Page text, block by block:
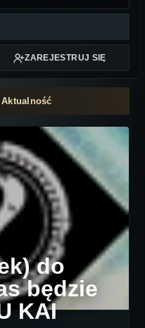
ZAREJESTRUJ SIĘ
Aktualność
do
będzie
KAI